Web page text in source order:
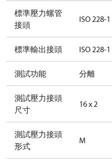
標準壓力螺管
接頭
ISO 228-1
標準輸出接頭 ISO 228-1
測試功能 分離
測試壓力接頭
尺寸
16 x 2
測試壓力接頭
形式
M